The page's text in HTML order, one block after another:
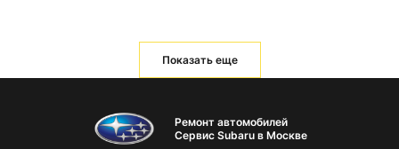
Показать еще
Ремонт автомобилей
Сервис Subaru в Москве